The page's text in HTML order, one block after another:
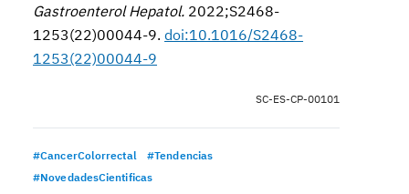
Gastroenterol Hepatol. 2022;S2468-
1253(22)00044-9.doi:10.1016/S2468-
1253(22)00044-9
SC-ES-CP-00101
#CancerColorrectal
#Tendencias
#NovedadesCientificas